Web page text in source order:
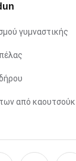
γυμναστικής
από καουτσούκ